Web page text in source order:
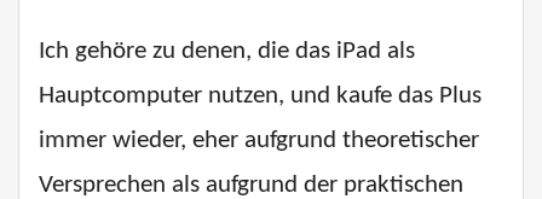
Ich gehöre zu denen, die das iPad als
Hauptcomputer nutzen, und kaufe das Plus
immer wieder, eher aufgrund theoretischer
Versprechen als aufgrund der praktischen